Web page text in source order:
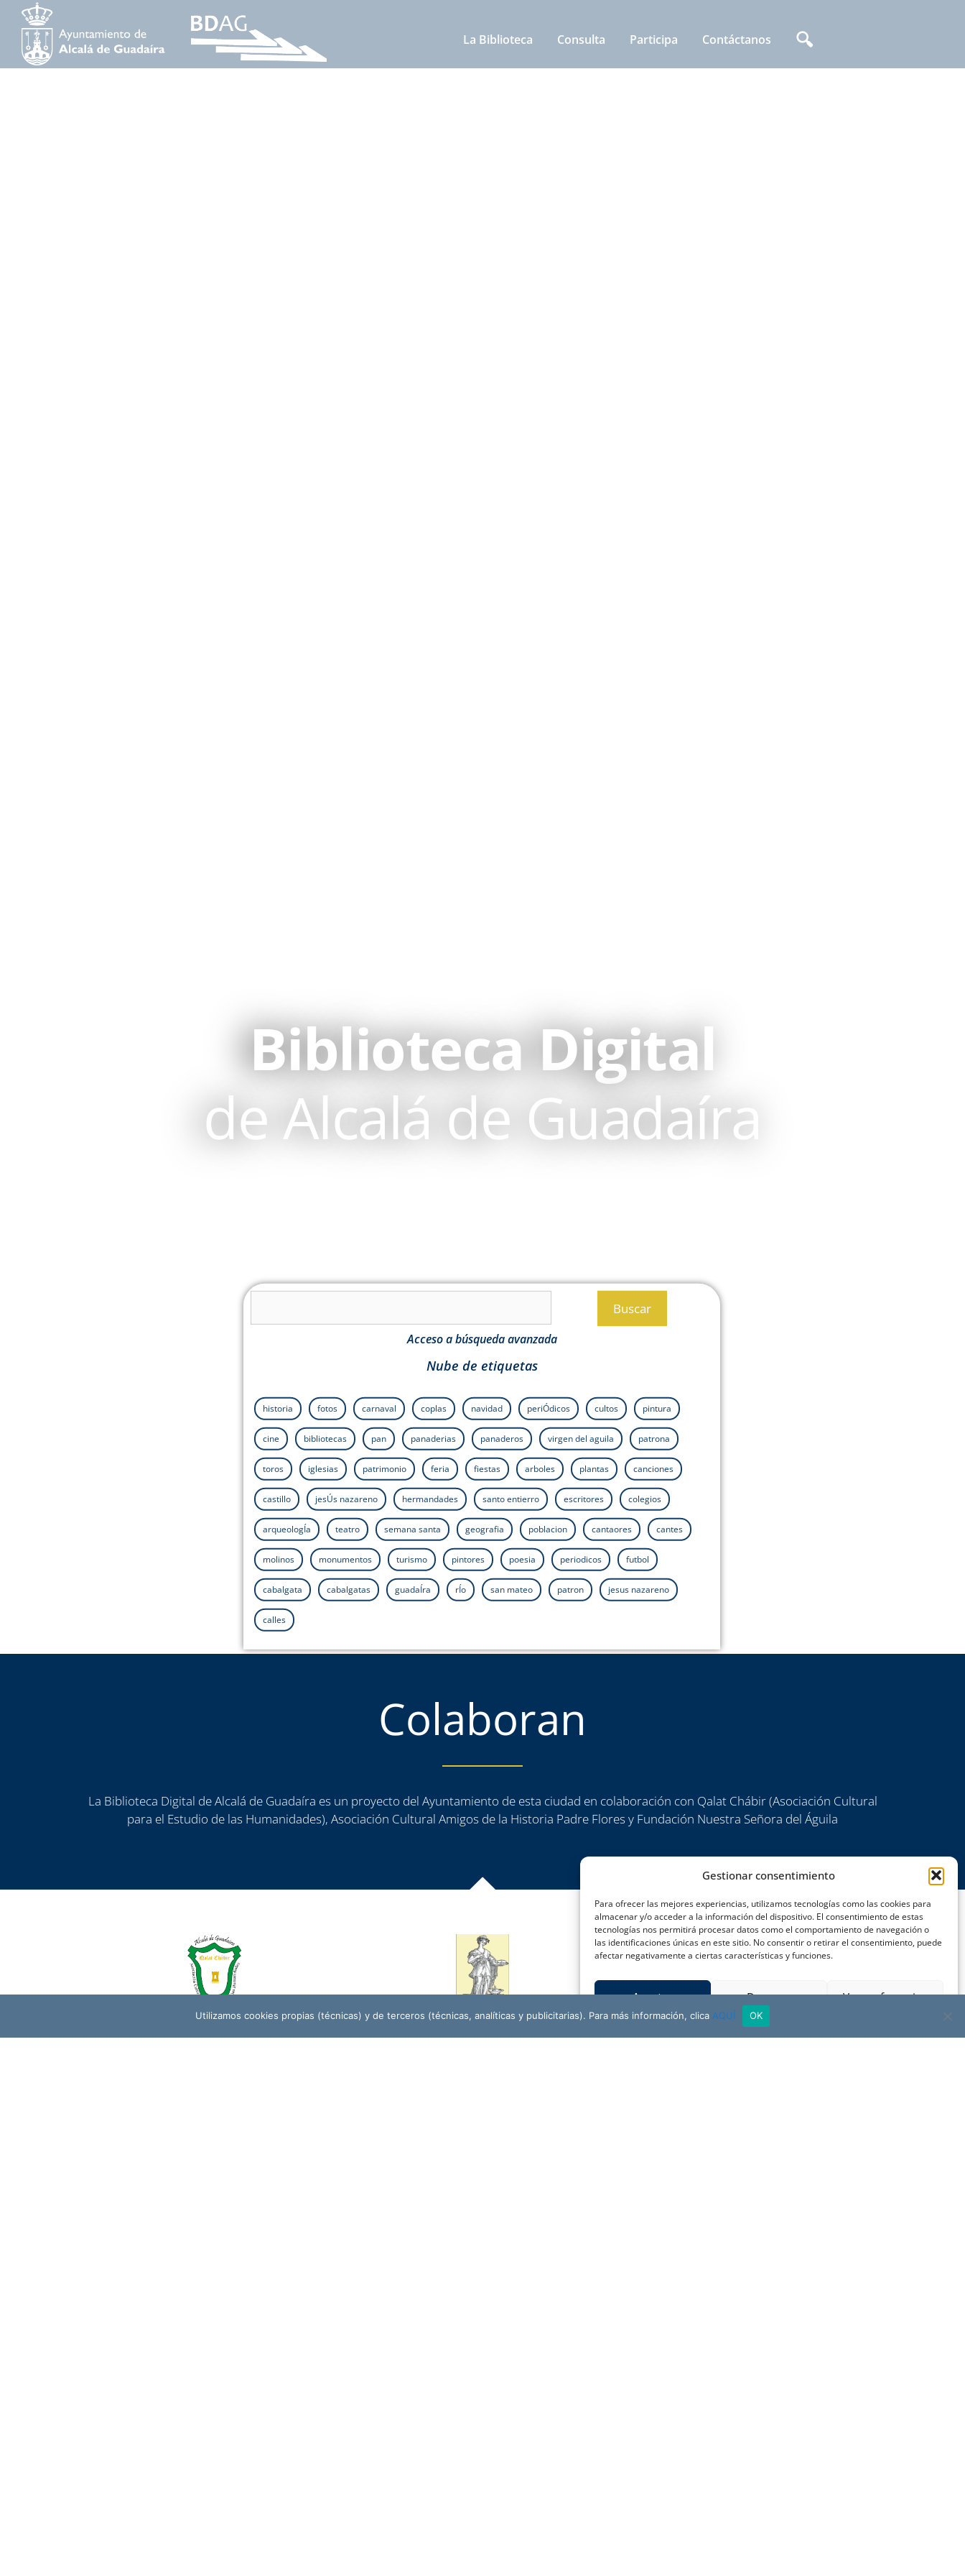
Gestionar consentimiento
Para ofrecer las mejores experiencias, utilizamos tecnologías como las cookies para
almacenar y/o acceder a la información del dispositivo. El consentimiento de estas
tecnologías nos permitirá procesar datos como el comportamiento de navegación o
las identificaciones únicas en este sitio. No consentir o retirar el consentimiento, puede
afectar negativamente a ciertas características y funciones.
Aceptar Denegar Ver preferencias
La Biblioteca Consulta Participa Contáctanos 🔍
Biblioteca Digital
de Alcalá de Guadaíra
Buscar
Acceso a búsqueda avanzada
Nube de etiquetas
historia fotos carnaval coplas navidad periÓdicos cultos pintura
cine bibliotecas pan panaderias panaderos virgen del aguila patrona
toros iglesias patrimonio feria fiestas arboles plantas canciones
castillo jesÚs nazareno hermandades santo entierro escritores colegios
arqueologÍa teatro semana santa geografia poblacion cantaores cantes
molinos monumentos turismo pintores poesia periodicos futbol
cabalgata cabalgatas guadaÍra rÍo san mateo patron jesus nazareno
calles
Colaboran
La Biblioteca Digital de Alcalá de Guadaíra es un proyecto del Ayuntamiento de esta ciudad en colaboración con Qalat Chábir (Asociación Cultural
para el Estudio de las Humanidades), Asociación Cultural Amigos de la Historia Padre Flores y Fundación Nuestra Señora del Águila
QALAT CHÁBIR (ASOCIACIÓN CULTURAL
ASOCIACIÓN CULTURAL
FUNDACIÓN
Utilizamos cookies propias (técnicas) y de terceros (técnicas, analíticas y publicitarias). Para más información, clica AQUÍ OK